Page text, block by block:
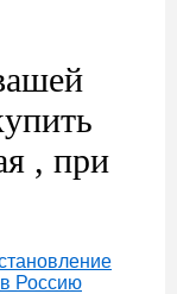
, при
Россию